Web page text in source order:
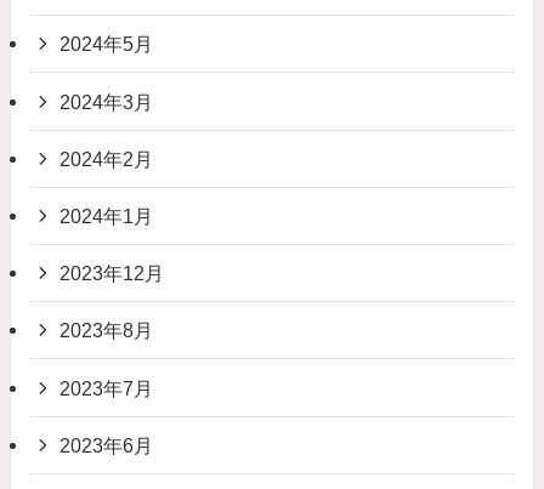
2024年5月
2024年3月
2024年2月
2024年1月
2023年12月
2023年8月
2023年7月
2023年6月